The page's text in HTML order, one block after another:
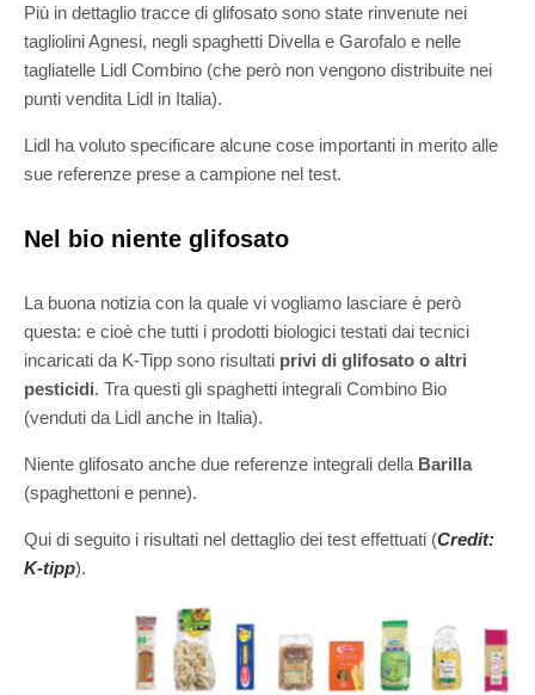
Più in dettaglio tracce di glifosato sono state rinvenute nei
tagliolini Agnesi, negli spaghetti Divella e Garofalo e nelle
tagliatelle Lidl Combino (che però non vengono distribuite nei
punti vendita Lidl in Italia).
Lidl ha voluto specificare alcune cose importanti in merito alle
sue referenze prese a campione nel test.
Nel bio niente glifosato
La buona notizia con la quale vi vogliamo lasciare è però
questa: e cioè che tutti i prodotti biologici testati dai tecnici
incaricati da K-Tipp sono risultati privi di glifosato o altri
pesticidi. Tra questi gli spaghetti integrali Combino Bio
(venduti da Lidl anche in Italia).
Niente glifosato anche due referenze integrali della Barilla
(spaghettoni e penne).
Qui di seguito i risultati nel dettaglio dei test effettuati (Credit:
K-tipp).